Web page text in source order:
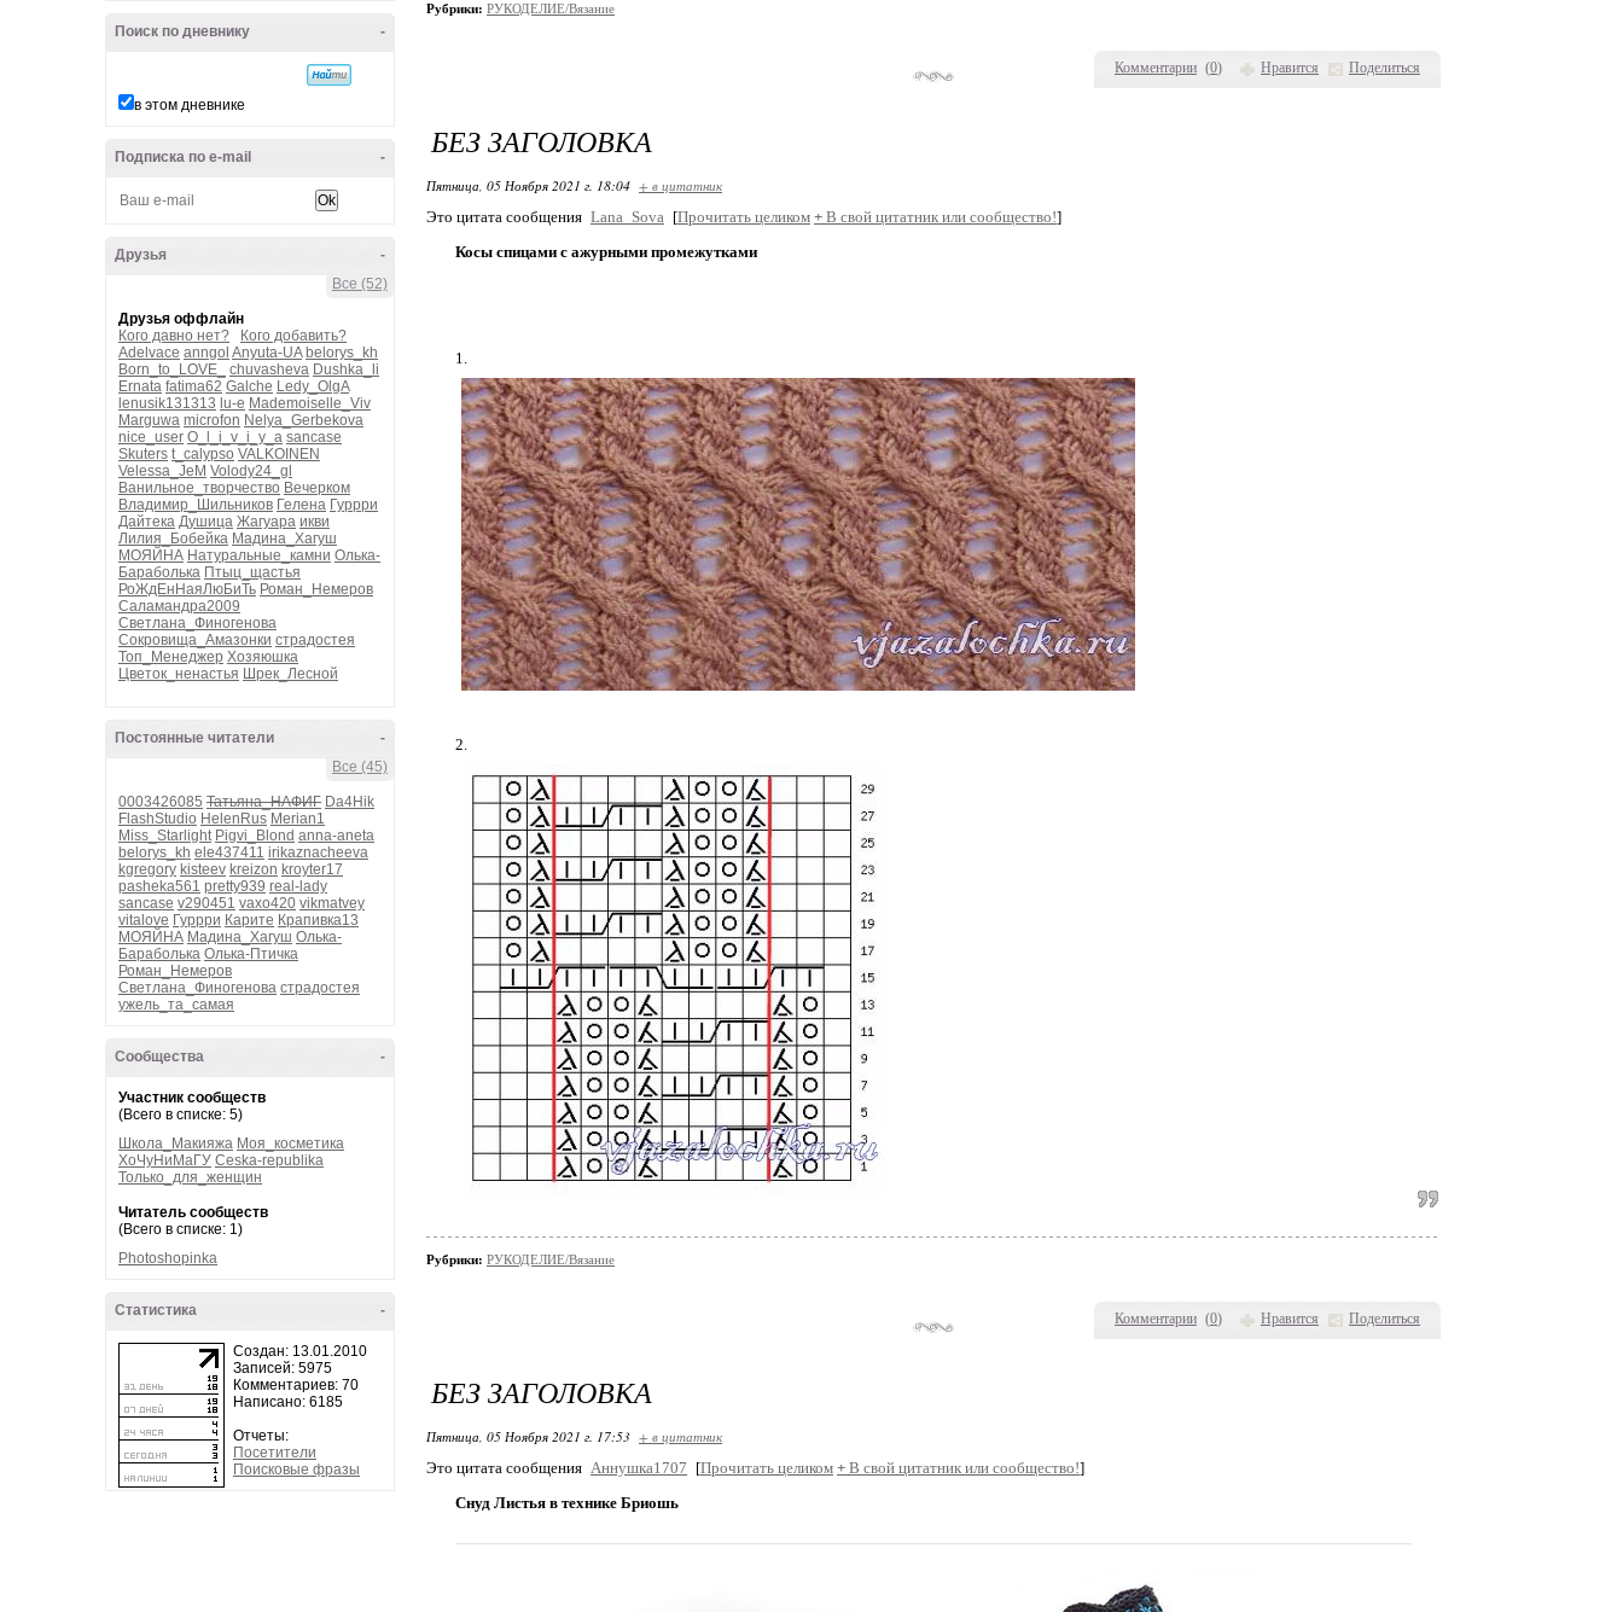
-
Поиск по дневнику
в этом дневнике
-
Подписка по e-mail
-
Друзья
Все (52)
Друзья оффлайн
Кого давно нет?
Кого добавить?
Adelvace anngol Anyuta-UA belorys_kh
Born_to_LOVE_
chuvasheva Dushka_li
Ernata fatima62 Galche Ledy_OlgA
lenusik131313 lu-e Mademoiselle_Viv
Marguwa microfon Nelya_Gerbekova
nice_user O_l_i_v_i_y_a sancase
Skuters t_calypso VALKOINEN
Velessa_JeM Volody24_gl
Ванильное_творчество Вечерком
Владимир_Шильников Гелена Гуррри
Дайтека Душица Жагуара икви
Лилия_Бобейка Мадина_Хагуш
МОЯЙНА Натуральные_камни Олька-
Бараболька Птыц_щастья
РоЖдЕнНаяЛюБиТь Роман_Немеров
Саламандра2009
Светлана_Финогенова
Сокровища_Амазонки страдостея
Топ_Менеджер Хозяюшка
Цветок_ненастья Шрек_Лесной
-
Постоянные читатели
Все (45)
0003426085 Татьяна_НАФИГ Da4Hik
FlashStudio HelenRus Merian1
Miss_Starlight Pigvi_Blond anna-aneta
belorys_kh ele437411 irikaznacheeva
kgregory kisteev kreizon kroyter17
pasheka561 pretty939 real-lady
sancase v290451 vaxo420 vikmatvey
vitalove Гуррри Карите Крапивка13
МОЯЙНА Мадина_Хагуш Олька-
Бараболька Олька-Птичка
Роман_Немеров
Светлана_Финогенова страдостея
ужель_та_самая
-
Сообщества
Участник сообществ
(Всего в списке: 5)
Школа_Макияжа Моя_косметика
ХоЧуНиМаГУ Ceska-republika
Только_для_женщин
Читатель сообществ
(Всего в списке: 1)
Photoshopinka
-
Статистика
Создан: 13.01.2010
Записей: 5975
Комментариев: 70
Написано: 6185
Отчеты:
Посетители
Поисковые фразы
Комментарии (0) Нравится Поделиться
Рубрики: РУКОДЕЛИЕ/Вязание
Комментарии (0) Нравится Поделиться
БЕЗ ЗАГОЛОВКА
Пятница, 05 Ноября 2021 г. 18:04 + в цитатник
Это цитата сообщения Lana_Sova [Прочитать целиком + В свой цитатник или сообщество!]
Косы спицами с ажурными промежутками
1.
2.
Рубрики: РУКОДЕЛИЕ/Вязание
БЕЗ ЗАГОЛОВКА
Пятница, 05 Ноября 2021 г. 17:53 + в цитатник
Это цитата сообщения Аннушка1707 [Прочитать целиком + В свой цитатник или сообщество!]
Снуд Листья в технике Бриошь